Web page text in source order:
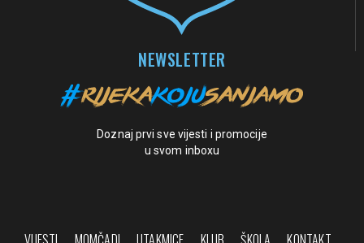
NEWSLETTER
Doznaj prvi sve vijesti i promocije
u svom inboxu